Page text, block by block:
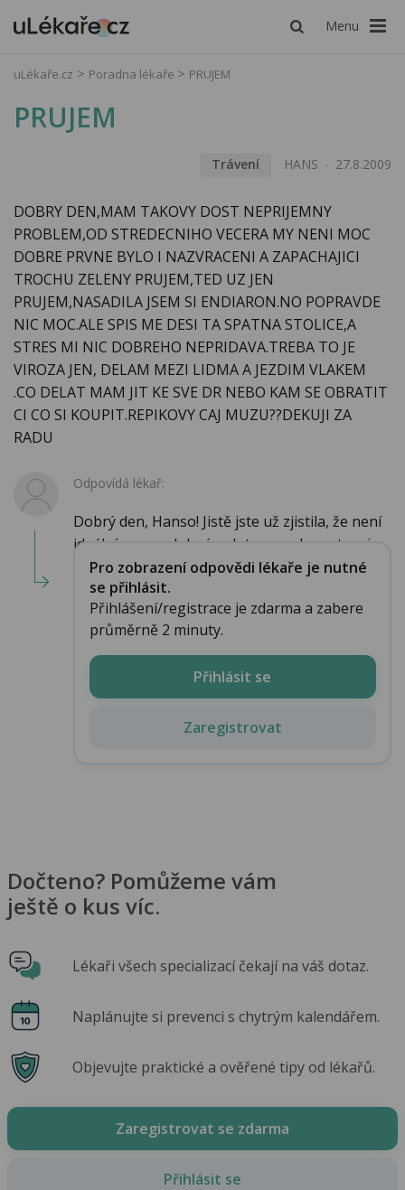
Menu
uLékaře.cz Poradna lékaře PRUJEM
PRUJEM
Trávení HANS 27.8.2009
DOBRY DEN,MAM TAKOVY DOST NEPRIJEMNY
PROBLEM,OD STREDECNIHO VECERA MY NENI MOC
DOBRE PRVNE BYLO I NAZVRACENI A ZAPACHAJICI
TROCHU ZELENY PRUJEM,TED UZ JEN
PRUJEM,NASADILA JSEM SI ENDIARON.NO POPRAVDE
NIC MOC.ALE SPIS ME DESI TA SPATNA STOLICE,A
STRES MI NIC DOBREHO NEPRIDAVA.TREBA TO JE
VIROZA JEN, DELAM MEZI LIDMA A JEZDIM VLAKEM
.CO DELAT MAM JIT KE SVE DR NEBO KAM SE OBRATIT
CI CO SI KOUPIT.REPIKOVY CAJ MUZU??DEKUJI ZA
RADU
Odpovídá lékař:
Dobrý den, Hanso! Jistě jste už zjistila, že není
ideální se s podobným dotazem obracet na i...
Pro zobrazení odpovědi lékaře je nutné
se přihlásit.
Přihlášení/registrace je zdarma a zabere
průměrně 2 minuty.
Přihlásit se
Zaregistrovat
Dočteno? Pomůžeme vám
ještě o kus víc.
Lékaři všech specializací čekají na váš dotaz.
Naplánujte si prevenci s chytrým kalendářem.
Objevujte praktické a ověřené tipy od lékařů.
Zaregistrovat se zdarma
Přihlásit se